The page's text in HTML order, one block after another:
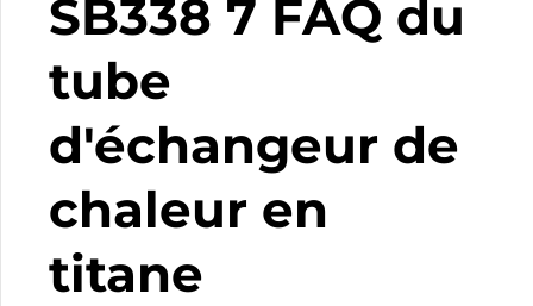
SB338 7 FAQ du
tube
d'échangeur de
chaleur en
titane